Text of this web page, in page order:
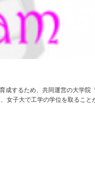
成するため、共同運営の大学院
女子大で工学の学位を取ること